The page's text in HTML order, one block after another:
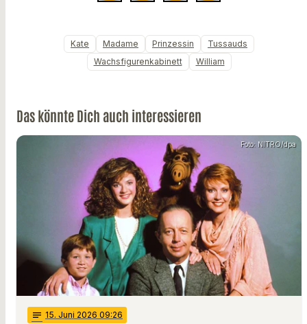
Kate Madame Prinzessin
Tussauds
Wachsfigurenkabinett
William
Das könnte Dich auch interessieren
Foto: NITRO/dpa
notes 15. Juni 2026 09:26